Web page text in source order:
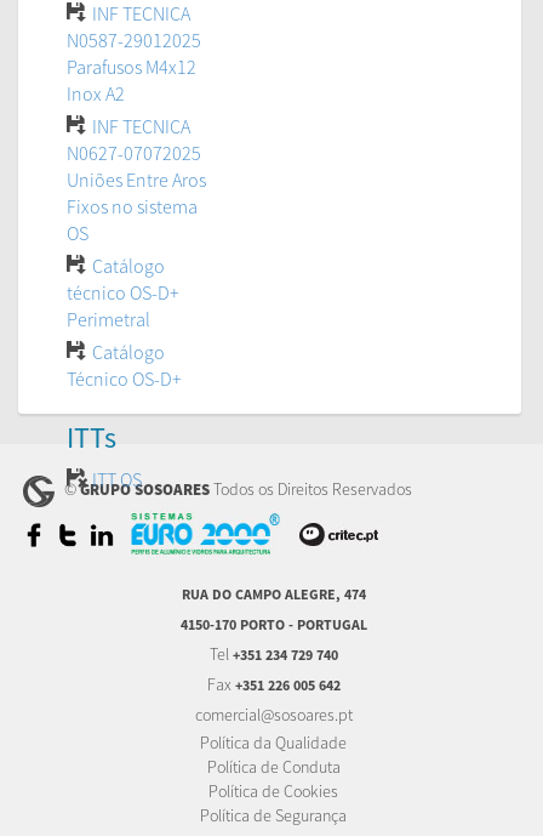
INF TECNICA
N0587-29012025
Parafusos M4x12
Inox A2
INF TECNICA
N0627-07072025
Uniões Entre Aros
Fixos no sistema
OS
Catálogo
técnico OS-D+
Perimetral
Catálogo
Técnico OS-D+
ITTs
ITT OS
©GRUPO SOSOARESTodos os Direitos Reservados
RUA DO CAMPO ALEGRE, 474
4150-170 PORTO - PORTUGAL
Tel +351 234 729 740
Fax +351 226 005 642
comercial@sosoares.pt
Política da Qualidade
Política de Conduta
Política de Cookies
Política de Segurança